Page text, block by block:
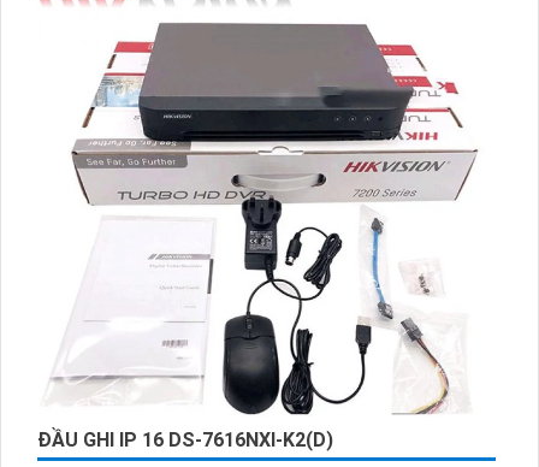
ĐẦU GHI IP 16 DS-7616NXI-K2(D)